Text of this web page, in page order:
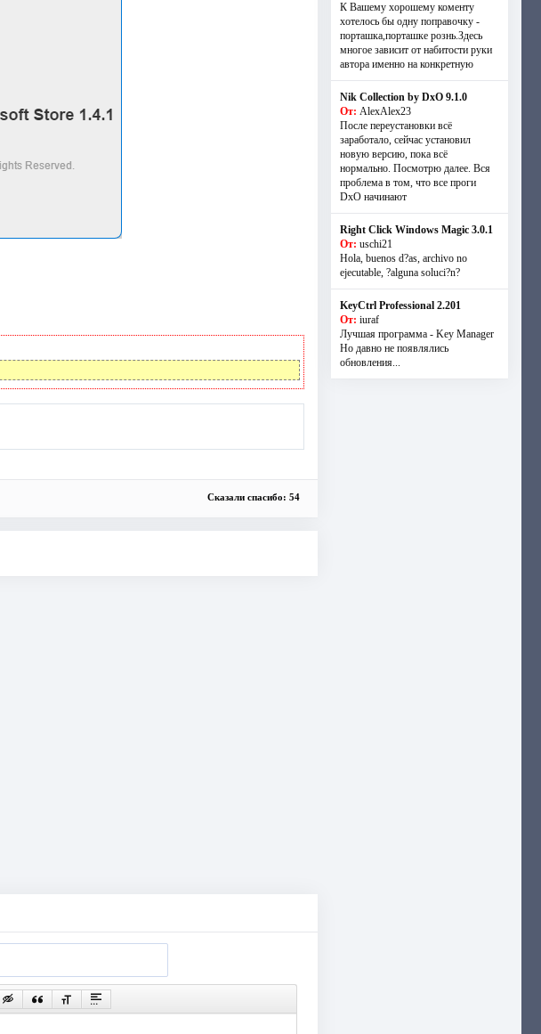
Сказали спасибо: 54
К Вашему хорошему коменту
хотелось бы одну поправочку -
порташка,порташке рознь.Здесь
многое зависит от набитости руки
автора именно на конкретную
Nik Collection by DxO 9.1.0
От: AlexAlex23
После переустановки всё
заработало, сейчас установил
новую версию, пока всё
нормально. Посмотрю далее. Вся
проблема в том, что все проги
DxO начинают
Right Click Windows Magic 3.0.1
От: uschi21
Hola, buenos d?as, archivo no
ejecutable, ?alguna soluci?n?
KeyCtrl Professional 2.201
От: iuraf
Лучшая программа - Key Manager
Но давно не появлялись
обновления...